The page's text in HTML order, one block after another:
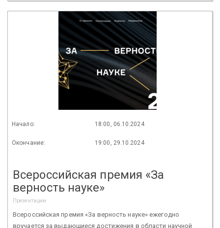
Начало: 18:00, 06.10.2024
Окончание: 19:00, 29.10.2024
Всероссийская премия «За
верность науке»
Презентации
Всероссийская премия «За верность науке» ежегодно
вручается за выдающиеся достижения в области научной